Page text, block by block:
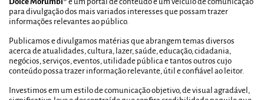
para divulgação dos mais variados interesses que possam trazer
informações relevantes ao público.
Publicamos e divulgamos matérias que abrangem temas diversos
acerca de atualidades, cultura, lazer, saúde, educação, cidadania,
negócios, serviços, eventos, utilidade pública e tantos outros cujo
conteúdo possa trazer informação relevante, útil e confiável ao leitor.
Investimos em um estilo de comunicação objetivo, de visual agradável,